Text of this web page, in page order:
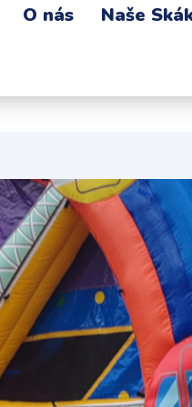
O nás Naše